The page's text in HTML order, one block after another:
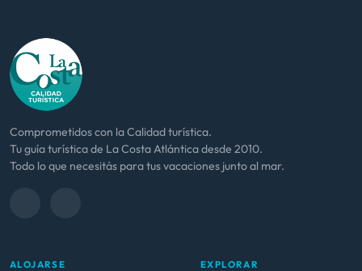
Comprometidos con la Calidad turística.
Tu guía turística de La Costa Atlántica desde 2010.
Todo lo que necesitás para tus vacaciones junto al mar.
ALOJARSE EXPLORAR